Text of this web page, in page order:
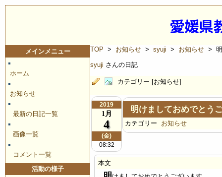
メインメニュー
ホーム
お知らせ
最新の日記一覧
画像一覧
コメント一覧
活動の様子
TOP > お知らせ > syuji > お知らせ > 明
syuji さんの日記
カテゴリー [お知らせ]
2019
1月
4
(金)
08:32
明けましておめでとう
カテゴリー お知らせ
本文